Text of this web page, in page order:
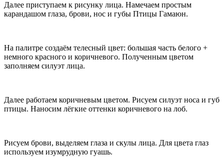
Далее приступаем к рисунку лица. Намечаем простым
карандашом глаза, брови, нос и губы Птицы Гамаюн.
На палитре создаём телесный цвет: большая часть белого +
немного красного и коричневого. Полученным цветом
заполняем силуэт лица.
Далее работаем коричневым цветом. Рисуем силуэт носа и губ
птицы. Наносим лёгкие оттенки коричневого на лоб.
Рисуем брови, выделяем глаза и скулы лица. Для цвета глаз
используем изумрудную гуашь.